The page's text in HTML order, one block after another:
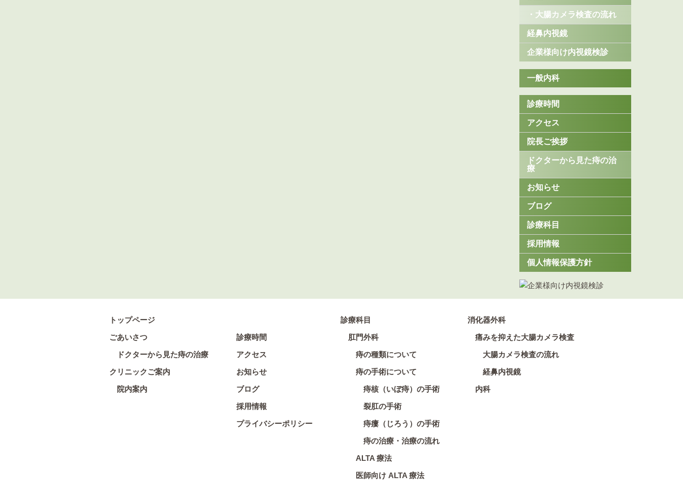
・大腸カメラ検査の流れ
経鼻内視鏡
企業様向け内視鏡検診
一般内科
診療時間
アクセス
院長ご挨拶
ドクターから見た痔の治
療
お知らせ
ブログ
診療科目
採用情報
個人情報保護方針
トップページ
ごあいさつ
ドクターから見た痔の治療
クリニックご案内
院内案内
診療時間
アクセス
お知らせ
ブログ
採用情報
プライバシーポリシー
診療科目
肛門外科
痔の種類について
痔の手術について
痔核（いぼ痔）の手術
裂肛の手術
痔瘻（じろう）の手術
痔の治療・治療の流れ
ALTA 療法
医師向け ALTA 療法
消化器外科
痛みを抑えた大腸カメラ検査
大腸カメラ検査の流れ
経鼻内視鏡
内科